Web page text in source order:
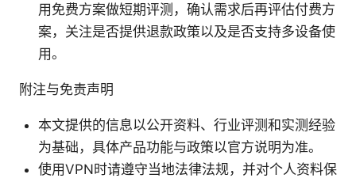
用免费方案做短期评测，确认需求后再评估付费方
案，关注是否提供退款政策以及是否支持多设备使
用。
附注与免责声明
本文提供的信息以公开资料、行业评测和实测经验
为基础，具体产品功能与政策以官方说明为准。
使用VPN时请遵守当地法律法规，并对个人资料保